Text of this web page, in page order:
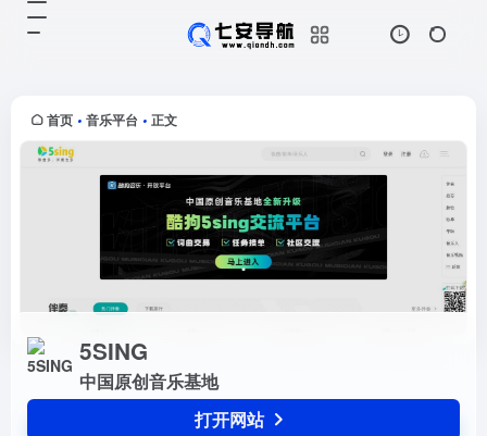
首页 • 音乐平台 • 正文
5SING
中国原创音乐基地
打开网站